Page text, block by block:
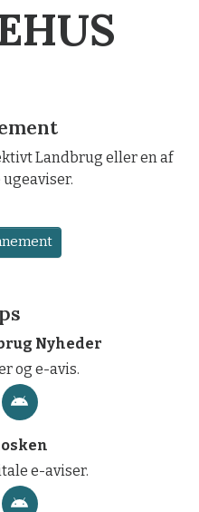
Landbrug eller en af
Nyheder
og e-avis.
e-aviser.